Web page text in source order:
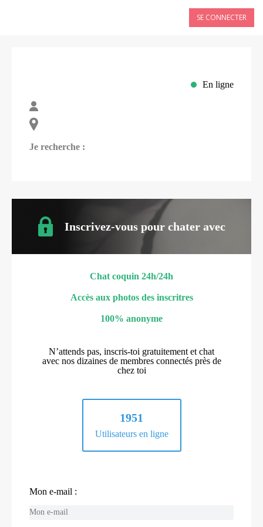
SE CONNECTER
En ligne
Je recherche :
Inscrivez-vous pour chater avec
Chat coquin 24h/24h
Accès aux photos des inscritres
100% anonyme
N’attends pas, inscris-toi gratuitement et chat
avec nos dizaines de membres connectés près de
chez toi
1951
Utilisateurs en ligne
Mon e-mail :